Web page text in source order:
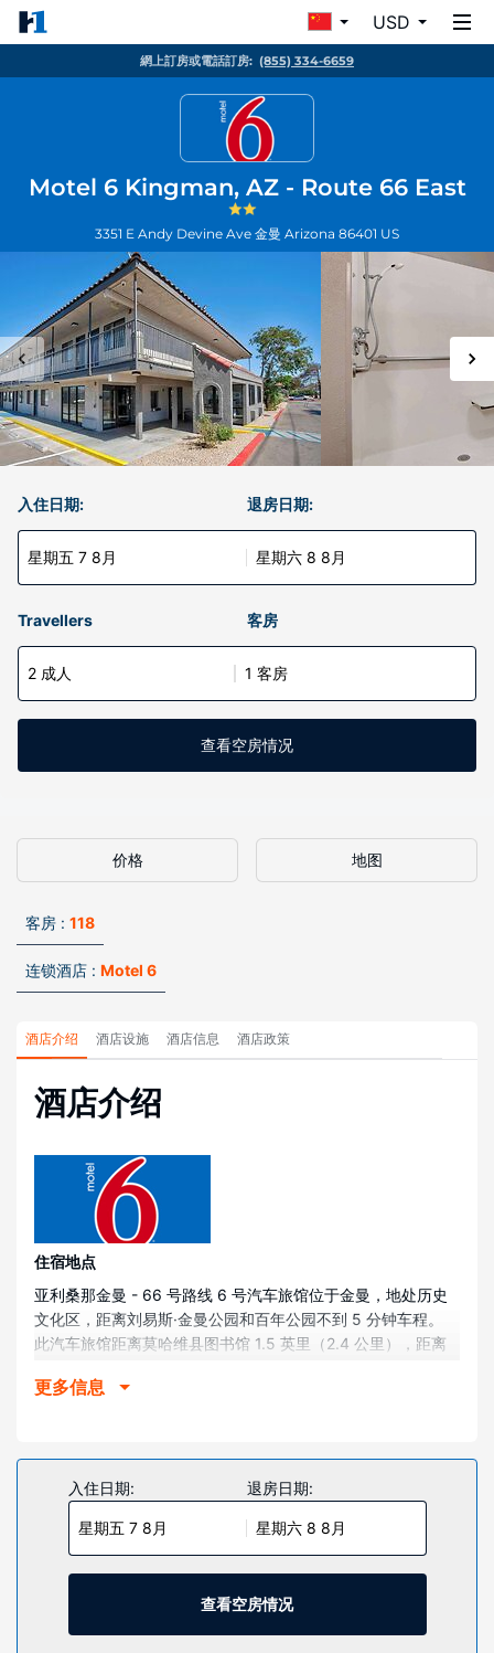
USD
網上訂房或電話訂房: (855) 334-6659
Motel 6 Kingman, AZ - Route 66 East
3351 E Andy Devine Ave 金曼 Arizona 86401 US
入住日期:
星期五 7 8月
退房日期:
星期六 8 8月
Travellers 客房
2 成人 1 客房
查看空房情况
价格 地图
客房 : 118
连锁酒店 : Motel 6
酒店介绍 酒店设施 酒店信息 酒店政策
酒店介绍
住宿地点
亚利桑那金曼 - 66 号路线 6 号汽车旅馆位于金曼，地处历史
文化区，距离刘易斯·金曼公园和百年公园不到 5 分钟车程。
此汽车旅馆距离莫哈维县图书馆 1.5 英里（2.4 公里），距离
客房
线网络，方便您与朋友保持联系；有线频道可满足您的娱乐需
求。提供备有淋浴/盆浴组合的浴室。便利设施包括书桌，以及
带有免费市内通话的电话。
物业设施
您可到露台欣赏美景，还可利用免费 WiFi和自动售货机等服务
其他设施
更多信息
入住日期:
星期五 7 8月
退房日期:
星期六 8 8月
查看空房情况